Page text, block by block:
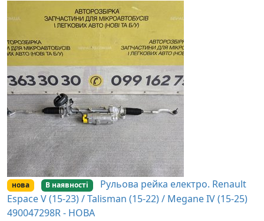
нова В наявності
Рульова рейка електро. Renault
Espace V (15-23) / Talisman (15-22) / Megane IV (15-25)
490047298R - НОВА